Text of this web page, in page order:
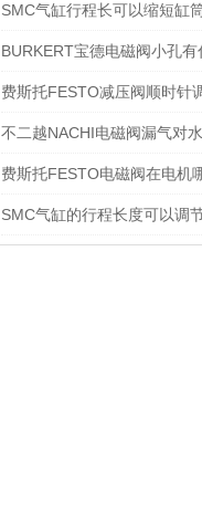
SMC气缸行程长可以缩短缸
BURKERT宝德电磁阀小孔有
费斯托FESTO减压阀顺时针
不二越NACHI电磁阀漏气对
费斯托FESTO电磁阀在电机
SMC气缸的行程长度可以调